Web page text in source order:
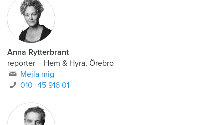
Anna Rytterbrant
reporter – Hem & Hyra, Örebro
Mejla mig
010- 45 916 01